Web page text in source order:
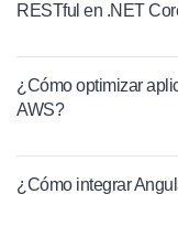
RESTful en .NET
¿Cómo optimizar
AWS?
¿Cómo integrar